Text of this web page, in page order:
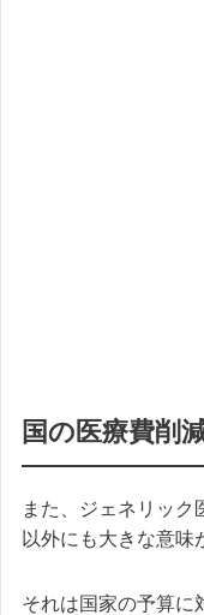
国の医療費削
また、ジェネリック
以外にも大きな意味
それは国家の予算に